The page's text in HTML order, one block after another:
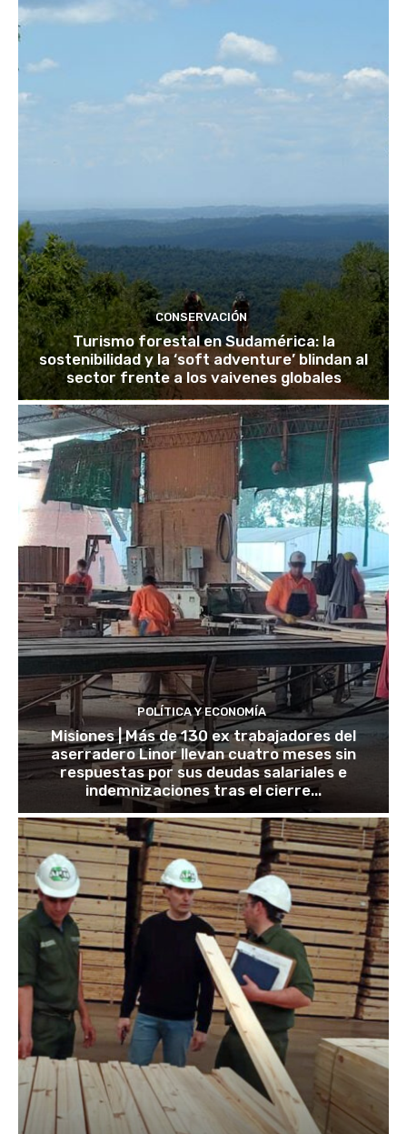
CONSERVACIÓN
Turismo forestal en Sudamérica: la
sostenibilidad y la ‘soft adventure’ blindan al
sector frente a los vaivenes globales
POLÍTICA Y ECONOMÍA
Misiones | Más de 130 ex trabajadores del
aserradero Linor llevan cuatro meses sin
respuestas por sus deudas salariales e
indemnizaciones tras el cierre...